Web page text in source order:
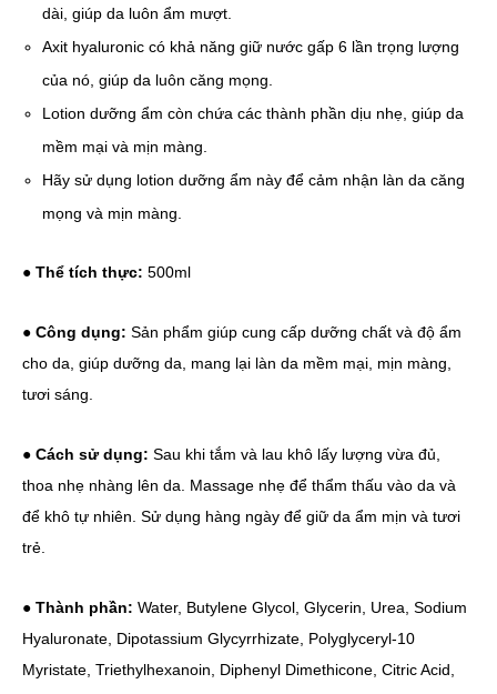
dài, giúp da luôn ẩm mượt.
Axit hyaluronic có khả năng giữ nước gấp 6 lần trọng lượng
của nó, giúp da luôn căng mọng.
Lotion dưỡng ẩm còn chứa các thành phần dịu nhẹ, giúp da
mềm mại và mịn màng.
Hãy sử dụng lotion dưỡng ẩm này để cảm nhận làn da căng
mọng và mịn màng.
● Thể tích thực: 500ml
● Công dụng: Sản phẩm giúp cung cấp dưỡng chất và độ ẩm
cho da, giúp dưỡng da, mang lại làn da mềm mại, mịn màng,
tươi sáng.
● Cách sử dụng: Sau khi tắm và lau khô lấy lượng vừa đủ,
thoa nhẹ nhàng lên da. Massage nhẹ để thẩm thấu vào da và
để khô tự nhiên. Sử dụng hàng ngày để giữ da ẩm mịn và tươi
trẻ.
● Thành phần: Water, Butylene Glycol, Glycerin, Urea, Sodium
Hyaluronate, Dipotassium Glycyrrhizate, Polyglyceryl-10
Myristate, Triethylhexanoin, Diphenyl Dimethicone, Citric Acid,